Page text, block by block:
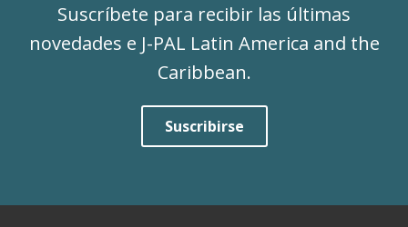
Suscríbete para recibir las últimas
novedades e J-PAL Latin America and the
Caribbean.
Suscribirse